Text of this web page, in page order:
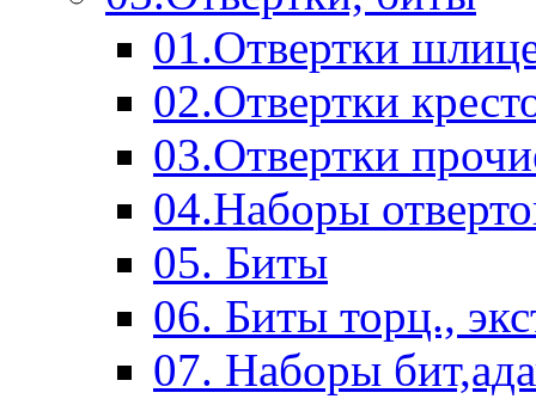
01.Отвертки
02.Отвертки
03.Отвертки
04.Наборы
05. Биты
06. Биты торц.,
07. Наборы